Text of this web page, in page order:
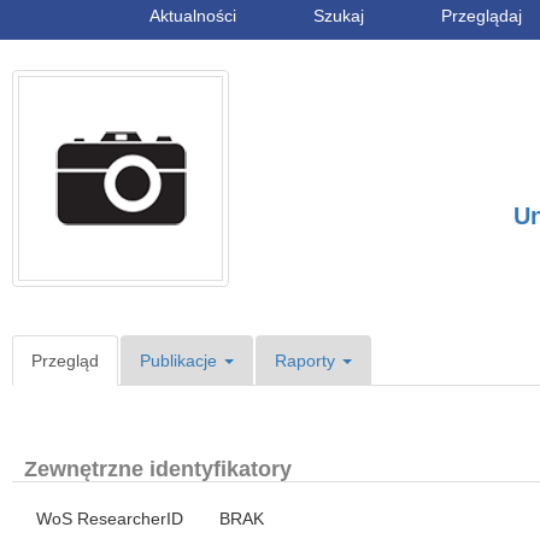
Aktualności Szukaj Przeglądaj
Przegląd Publikacje Raporty
Zewnętrzne identyfikatory
WoS ResearcherID BRAK